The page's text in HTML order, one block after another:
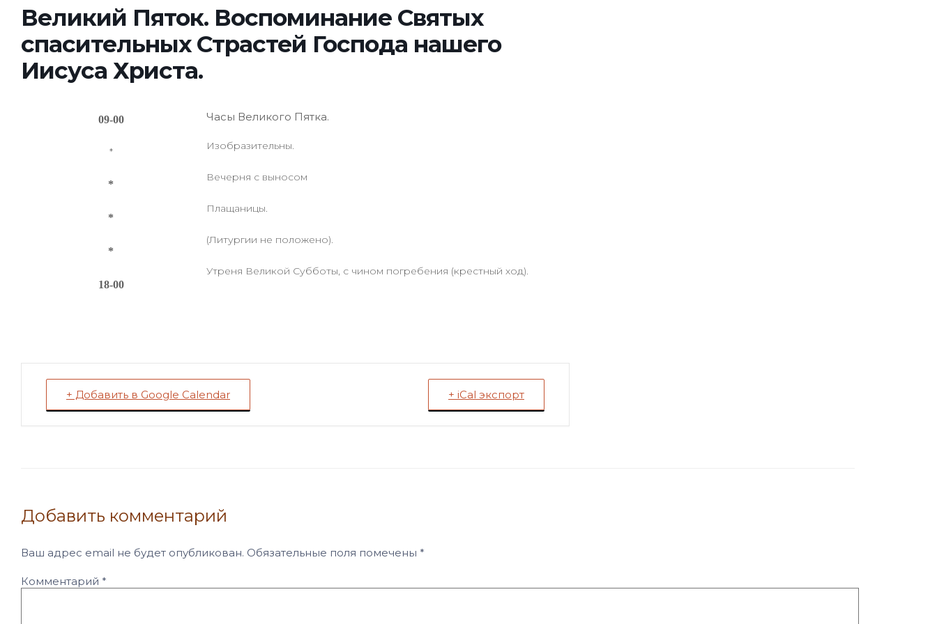
Великий Пяток. Воспоминание Святых
спасительных Страстей Господа нашего
Иисуса Христа.
09-00
*
*
*
*
18-00
Часы Великого Пятка.
Изобразительны.
Вечерня с выносом
Плащаницы.
(Литургии не положено).
Утреня Великой Субботы, с чином погребения (крестный ход).
+ Добавить в Google Calendar + iCal экспорт
Добавить комментарий
Ваш адрес email не будет опубликован. Обязательные поля помечены *
Комментарий *